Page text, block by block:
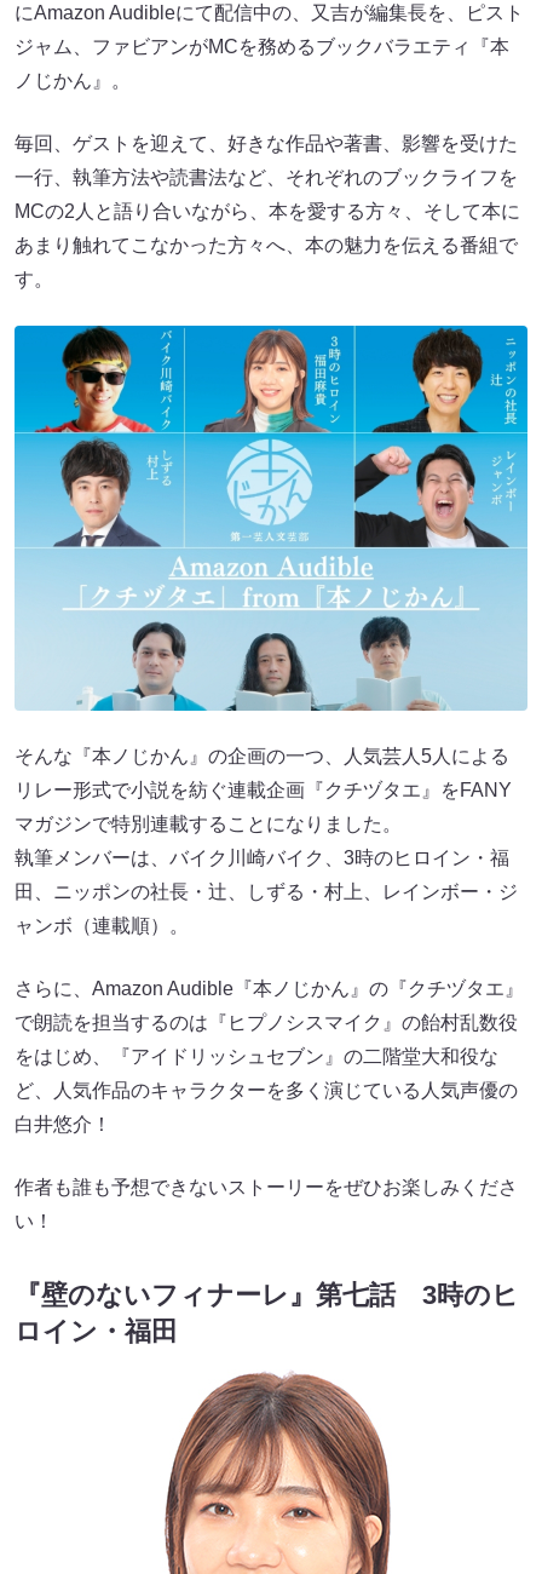
にAmazon Audibleにて配信中の、又吉が編集長を、ピスト
ジャム、ファビアンがMCを務めるブックバラエティ『本
ノじかん』。
毎回、ゲストを迎えて、好きな作品や著書、影響を受けた
一行、執筆方法や読書法など、それぞれのブックライフを
MCの2人と語り合いながら、本を愛する方々、そして本に
あまり触れてこなかった方々へ、本の魅力を伝える番組で
す。
そんな『本ノじかん』の企画の一つ、人気芸人5人による
リレー形式で小説を紡ぐ連載企画『クチヅタエ』をFANY
マガジンで特別連載することになりました。
執筆メンバーは、バイク川崎バイク、3時のヒロイン・福
田、ニッポンの社長・辻、しずる・村上、レインボー・ジ
ャンボ（連載順）。
さらに、Amazon Audible『本ノじかん』の『クチヅタエ』
で朗読を担当するのは『ヒプノシスマイク』の飴村乱数役
をはじめ、『アイドリッシュセブン』の二階堂大和役な
ど、人気作品のキャラクターを多く演じている人気声優の
白井悠介！
作者も誰も予想できないストーリーをぜひお楽しみくださ
い！
『壁のないフィナーレ』第七話 3時のヒ
ロイン・福田